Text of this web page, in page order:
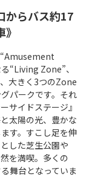
からバス約17
“Amusement
“Living Zone”、
大きく3つのZone
パークです。それ
サイドステージ』
太陽の光、豊かな
す。すこし足を伸
した芝生公園や
を満喫。多くの
舞台となっていま